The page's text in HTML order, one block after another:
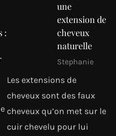
:
une
extension de
cheveux
naturelle
Stephanie
Les extensions de
cheveux sont des faux
cheveux qu’on met sur le
cuir chevelu pour lui